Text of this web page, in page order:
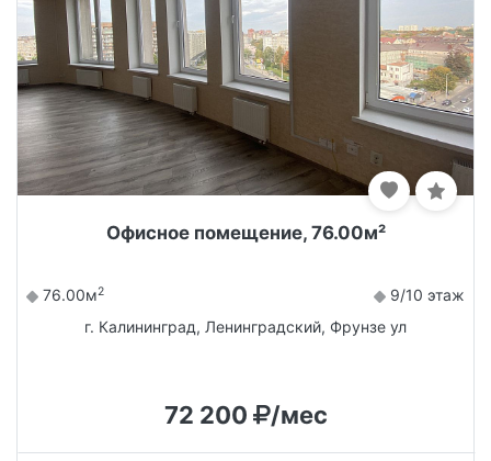
Офисное помещение, 76.00м²
76.00м2
9/10 этаж
г. Калининград, Ленинградский, Фрунзе ул
72 200 /мес